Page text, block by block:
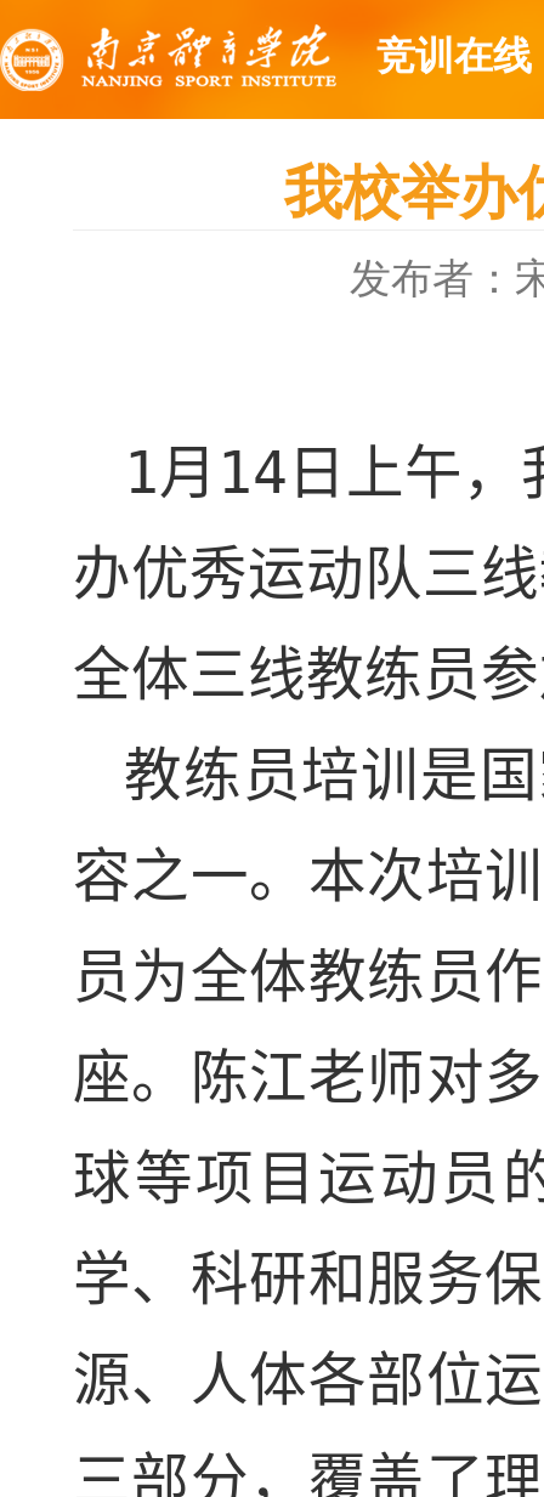
竞训在线
我校举办
发布者：
1月 14 日上午
办优秀运动队三
全体三线教练员
教练员培训是
容之一。本次培
员为全体教练员
座。陈江老师对
球等项目运动员
学、科研和服务
源、人体各部位
三部分，覆盖了